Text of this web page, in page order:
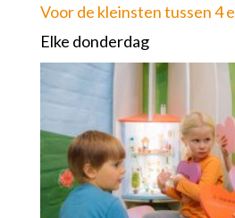
Voor de kleinsten tussen 4
Elke donderdag